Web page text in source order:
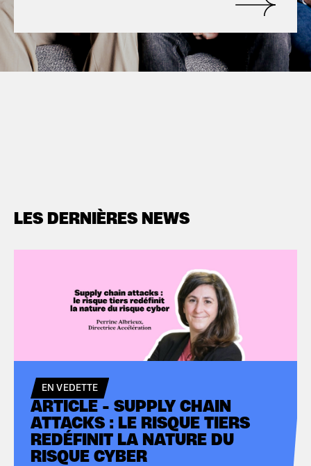
LES DERNIÈRES NEWS
EN VEDETTE
ARTICLE - SUPPLY CHAIN
ATTACKS : LE RISQUE TIERS
REDÉFINIT LA NATURE DU
RISQUE CYBER